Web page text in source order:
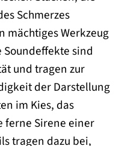
Schmerzes
mächtiges Werkzeug
Soundeffekte sind
und tragen zur
der Darstellung
im Kies, das
ferne Sirene einer
tragen dazu bei,